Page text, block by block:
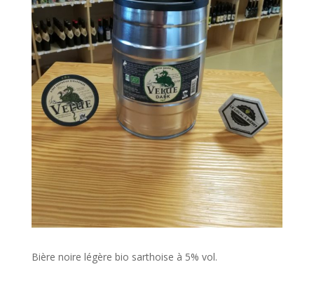
Bière noire légère bio sarthoise à 5% vol.